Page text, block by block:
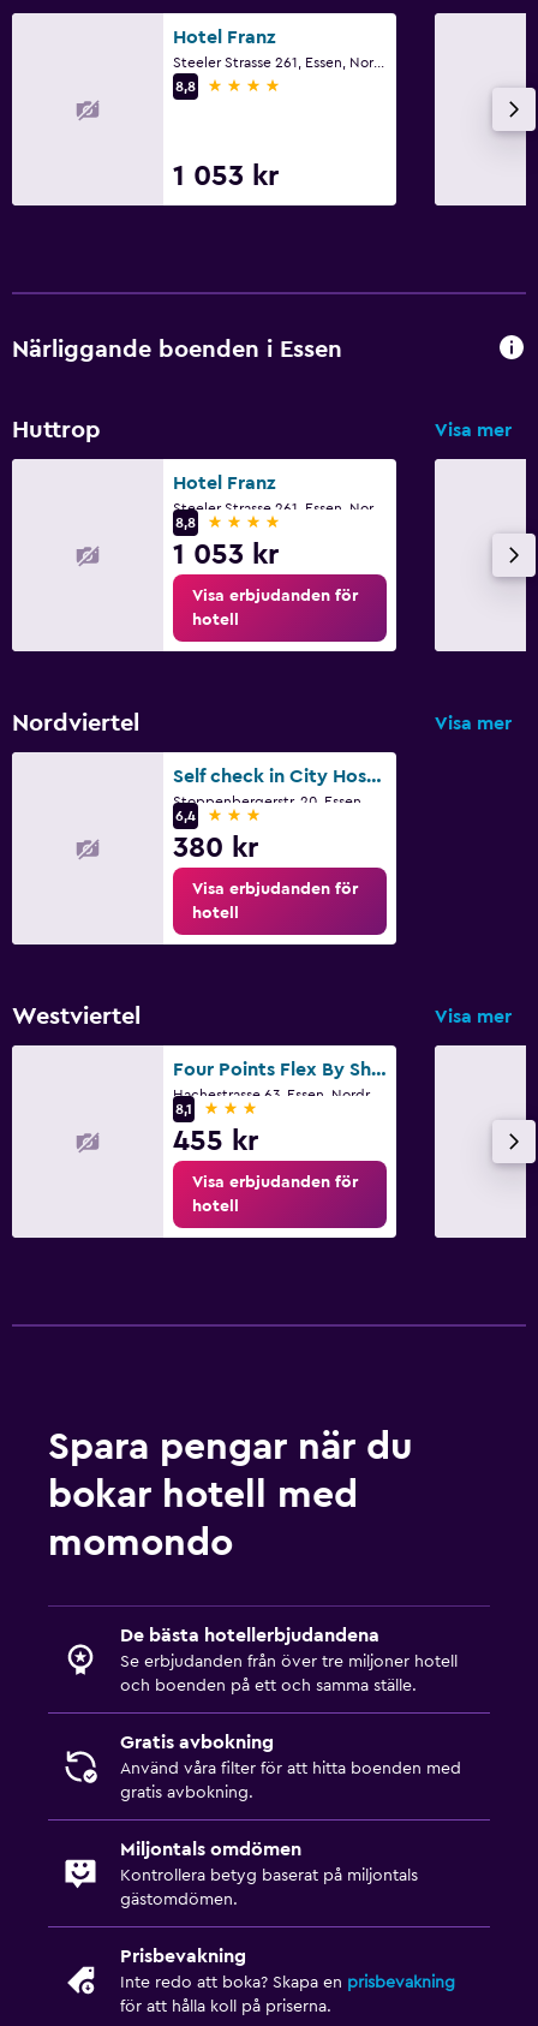
Hotel Franz
Steeler Strasse 261, Essen, Nordrhein-Westfalen
8,8
4 stjärnor
1 053 kr
Närliggande boenden i Essen
Huttrop Visa mer
Hotel Franz
Steeler Strasse 261, Essen, Nordrhein-Westfalen
8,8
4 stjärnor
1 053 kr
Visa erbjudanden för
hotell
Nordviertel Visa mer
Self check in City Hostel Nordstern
6,4
3 stjärnor
380 kr
Visa erbjudanden för
hotell
Westviertel Visa mer
Four Points Flex By Sheraton Essen
Hachestrasse 63, Essen, Nordrhein-Westfalen
8,1
3 stjärnor
455 kr
Visa erbjudanden för
hotell
Spara pengar när du
bokar hotell med
momondo
De bästa hotellerbjudandena
Se erbjudanden från över tre miljoner hotell
och boenden på ett och samma ställe.
Gratis avbokning
Använd våra filter för att hitta boenden med
gratis avbokning.
Miljontals omdömen
Kontrollera betyg baserat på miljontals
gästomdömen.
Prisbevakning
Inte redo att boka? Skapa en prisbevakning
för att hålla koll på priserna.